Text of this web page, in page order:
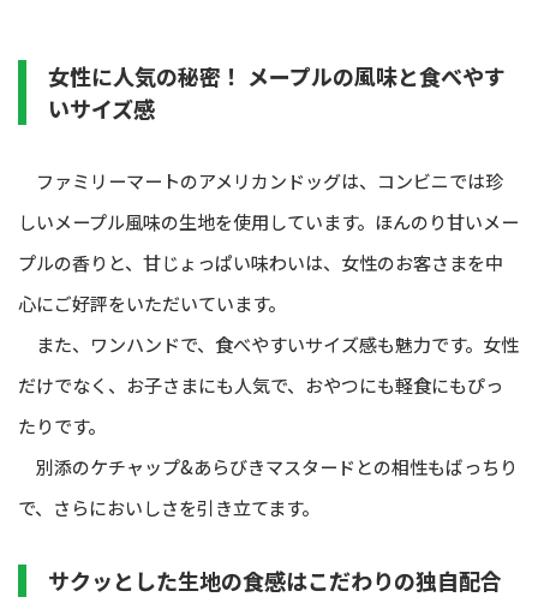
女性に人気の秘密！ メープルの風味と食べやす
いサイズ感
ファミリーマートのアメリカンドッグは、コンビニでは珍
しいメープル風味の生地を使用しています。ほんのり甘いメー
プルの香りと、甘じょっぱい味わいは、女性のお客さまを中
心にご好評をいただいています。
また、ワンハンドで、食べやすいサイズ感も魅力です。女性
だけでなく、お子さまにも人気で、おやつにも軽食にもぴっ
たりです。
別添のケチャップ&あらびきマスタードとの相性もばっちり
で、さらにおいしさを引き立てます。
サクッとした生地の食感はこだわりの独自配合